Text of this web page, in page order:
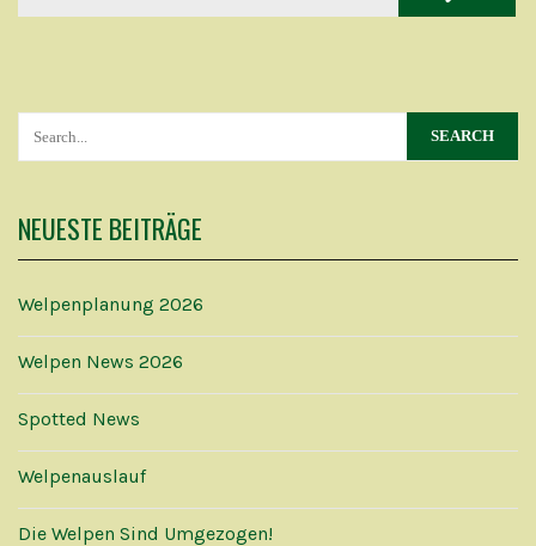
NEUESTE BEITRÄGE
Welpenplanung 2026
Welpen News 2026
Spotted News
Welpenauslauf
Die Welpen Sind Umgezogen!